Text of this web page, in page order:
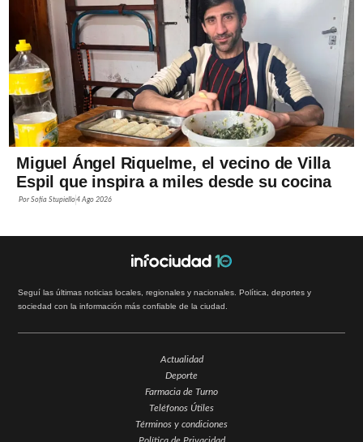
Miguel Ángel Riquelme, el vecino de Villa
Espil que inspira a miles desde su cocina
PorSofía Stupiello4 Ago 2026
Seguí las últimas noticias locales, regionales y nacionales. Política, deportes y
sociedad con la información más confiable de la ciudad.
Actualidad
Deporte
Farmacia de Turno
Teléfonos Útiles
Términos y condiciones